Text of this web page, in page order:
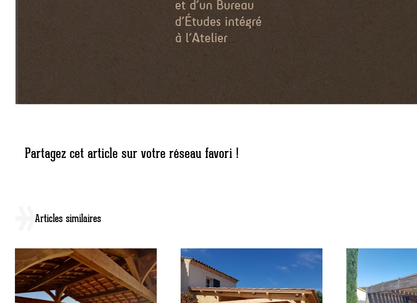
Partagez cet article sur votre réseau favori !
Articles similaires
Carport adossé,
Optimiser les petits